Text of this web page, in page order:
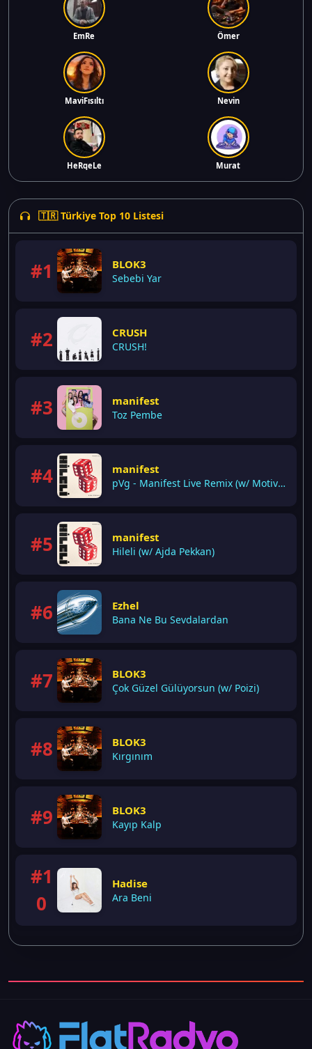
EmRe Ömer
MaviFısıltı Nevin
HeRqeLe Murat
🇹🇷 Türkiye Top 10 Listesi
#1 BLOK3
Sebebi Yar
#2 CRUSH
CRUSH!
#3 manifest
Toz Pembe
#4 manifest
pVg - Manifest Live Remix (w/ Motive, Pango)
#5 manifest
Hileli (w/ Ajda Pekkan)
#6 Ezhel
Bana Ne Bu Sevdalardan
#7 BLOK3
Çok Güzel Gülüyorsun (w/ Poizi)
#8 BLOK3
Kırgınım
#9 BLOK3
Kayıp Kalp
#1
0
Hadise
Ara Beni